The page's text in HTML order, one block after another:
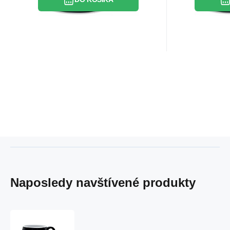
Naposledy navštívené produkty